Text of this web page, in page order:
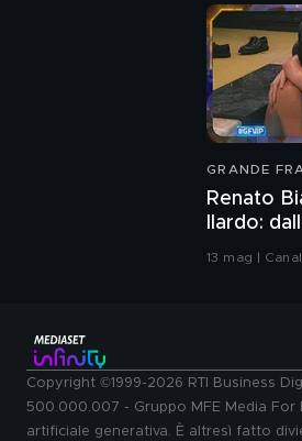
GRANDE
Renato
Ilardo:
13 mag |
Copyright ©1999-2026 RTI Business
500.000.007 - Gruppo MFE Media
artificiale generativa. È altresì fatto